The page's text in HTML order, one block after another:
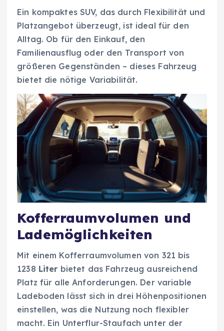
Ein kompaktes SUV, das durch Flexibilität und
Platzangebot überzeugt, ist ideal für den
Alltag. Ob für den Einkauf, den
Familienausflug oder den Transport von
größeren Gegenständen – dieses Fahrzeug
bietet die nötige Variabilität.
Kofferraumvolumen und
Lademöglichkeiten
Mit einem Kofferraumvolumen von 321 bis
1238 Liter bietet das Fahrzeug ausreichend
Platz für alle Anforderungen. Der variable
Ladeboden lässt sich in drei Höhenpositionen
einstellen, was die Nutzung noch flexibler
macht. Ein Unterflur-Staufach unter der